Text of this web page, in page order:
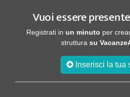
Vuoi essere
Registrati in un minuto per
struttura su
Inserisci la tua